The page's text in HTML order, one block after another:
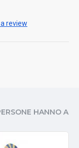
review
HANNO